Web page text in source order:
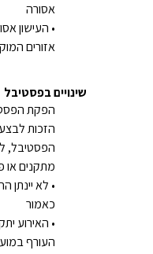
אסורה
• העישון
אזורים
שינויים בפסטיבל
הפקת
הזכות לבצע
הפסטיבל,
מתקנים או
• לא יינתן
כאמור
• האירוע
העורף